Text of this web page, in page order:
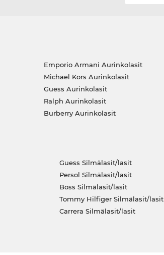
Emporio Armani Aurinkolasit
Michael Kors Aurinkolasit
Guess Aurinkolasit
Ralph Aurinkolasit
Burberry Aurinkolasit
Guess Silmälasit/lasit
Persol Silmälasit/lasit
Boss Silmälasit/lasit
Tommy Hilfiger Silmälasit/lasit
Carrera Silmälasit/lasit